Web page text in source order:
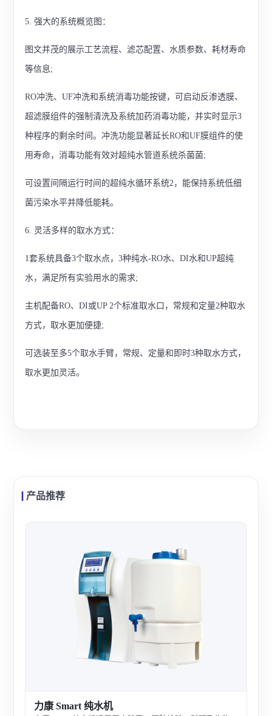
5. 强大的系统概览图：
图文并茂的展示工艺流程、滤芯配置、水质参数、耗材寿命
等信息;
RO冲洗、UF冲洗和系统消毒功能按键，可启动反渗透膜、
超滤膜组件的强制清洗及系统加药消毒功能，并实时显示3
种程序的剩余时间。冲洗功能显著延长RO和UF膜组件的使
用寿命，消毒功能有效对超纯水管道系统杀菌菌;
可设置间隔运行时间的超纯水循环系统2，能保持系统低细
菌污染水平并降低能耗。
6. 灵活多样的取水方式：
1套系统具备3个取水点，3种纯水-RO水、DI水和UP超纯
水，满足所有实验用水的需求;
主机配备RO、DI或UP 2个标准取水口，常规和定量2种取水
方式，取水更加便捷;
可选装至多5个取水手臂，常规、定量和即时3种取水方式，
取水更加灵活。
产品推荐
力康 Smart 纯水机